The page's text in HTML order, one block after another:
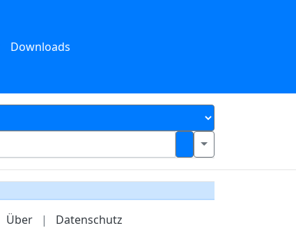
Downloads
Über | Datenschutz